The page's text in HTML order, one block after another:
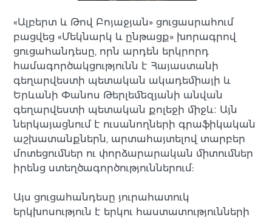
«Ալբերտ և Թով Բոյաջյան» ցուցասրահում
բացվեց «Մեկնարկ և ընթացք» խորագրով
ցուցահանդեսը, որն արդեն երկրորդ
համագործակցությունն է Հայաստանի
գեղարվեստի պետական ակադեմիայի և
Երևանի Փանոս Թերլեմեզյանի անվան
գեղարվեստի պետական քոլեջի միջև։ Այն
ներկայացնում է ուսանողների գրաֆիկական
աշխատանքներն, արտահայտելով տարբեր
մոտեցումներ ու փորձարարական միտումներ
իրենց ստեղծագործություններում:
Այս ցուցահանդեսը յուրահատուկ
երկխոսություն է երկու հաստատությունների